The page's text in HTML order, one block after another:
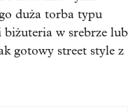
duża torba typu
biżuteria w srebrze lub
gotowy street style z